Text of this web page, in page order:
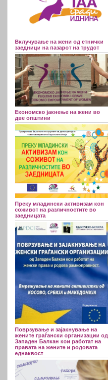
Вклучување на жени од етнички
заедници на пазарот на трудот
Економско јакнење на жени во
две општини
Преку младински активизам кон
соживот на различностите во
заедницата
Поврзување и зајакнување на
жените граѓански организации од
Западен Балкан кои работат на
правата на жените и родовата
еднаквост